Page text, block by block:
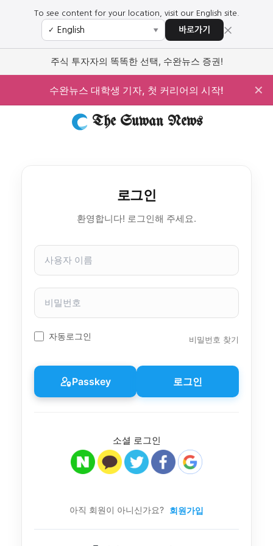
To see content for your location, visit our English site.
✓ ▼ 바로가기 ×
주식 투자자의 똑똑한 선택, 수완뉴스 증권!
수완뉴스 대학생 기자, 첫 커리어의 시작! ✕
The Suwan News
로그인
환영합니다! 로그인해 주세요.
사
자
이
비
번
호
자동로그인 비밀번호 찾기
Passkey 로그인
소셜 로그인
아직 회원이 아니신가요? 회원가입